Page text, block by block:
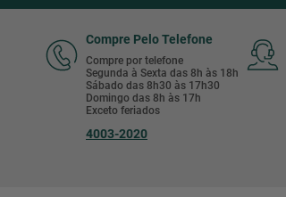
Compre Pelo Telefone
Compre por telefone
Segunda à Sexta das 8h às 18h
Sábado das 8h30 às 17h30
Domingo das 8h às 17h
Exceto feriados
4003-2020